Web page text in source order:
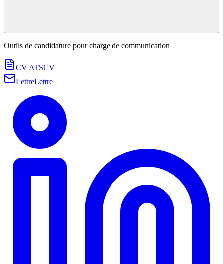
Outils de candidature pourcharge de communication
CV ATSCV
LettreLettre